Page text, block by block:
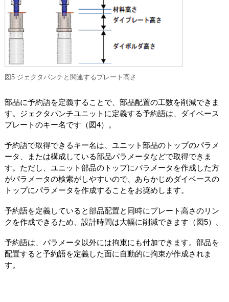
図5 ジェクタパンチと関連するプレート高さ
部品に予約語を定義することで、部品配置の工数を削減できま
す。ジェクタパンチユニットに定義する予約語は、ダイベース
プレートのキー名です（図4）。
予約語で取得できるキー名は、ユニット部品のトップのパラメ
ータ、または構成している部品パラメータなどで取得できま
す。ただし、ユニット部品のトップにパラメータを作成した方
がパラメータの検索がしやすいので、あらかじめダイベースの
トップにパラメータを作成することをお奨めします。
予約語を定義していると部品配置と同時にプレート高さのリン
クを作成できるため、設計時間は大幅に削減できます（図5）。
予約語は、パラメータ以外には拘束にも付加できます。部品を
配置すると予約語を定義した面に自動的に拘束が作成されま
す。